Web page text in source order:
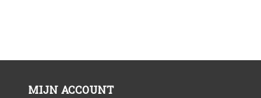
MIJN ACCOUNT